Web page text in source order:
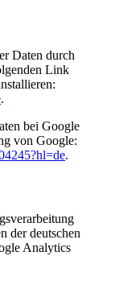
Daten durch
Link
.
bei Google
von Google:
.
der deutschen
Analytics